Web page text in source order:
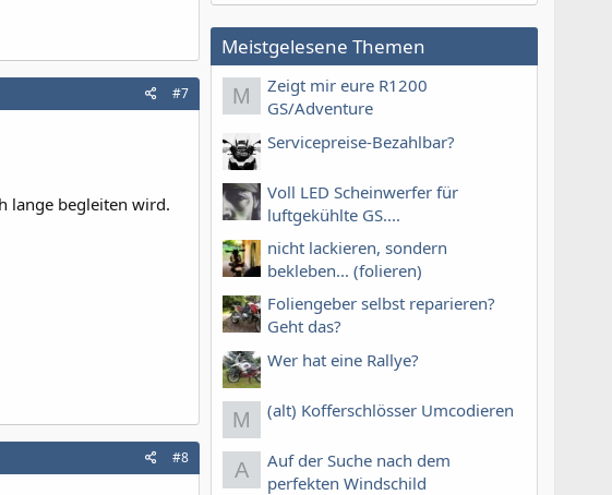
#7
lange begleiten wird.
#8
Meistgelesene Themen
M
Zeigt mir eure R1200
GS/Adventure
Servicepreise-Bezahlbar?
Voll LED Scheinwerfer für
luftgekühlte GS....
nicht lackieren, sondern
bekleben... (folieren)
Foliengeber selbst reparieren?
Geht das?
Wer hat eine Rallye?
M (alt) Kofferschlösser Umcodieren
A
Auf der Suche nach dem
perfekten Windschild